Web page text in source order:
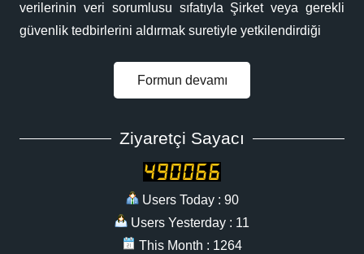
verilerinin veri sorumlusu sıfatıyla Şirket veya gerekli
güvenlik tedbirlerini aldırmak suretiyle yetkilendirdiği
Formun devamı
Ziyaretçi Sayacı
Users Today : 90
Users Yesterday : 11
This Month : 1264